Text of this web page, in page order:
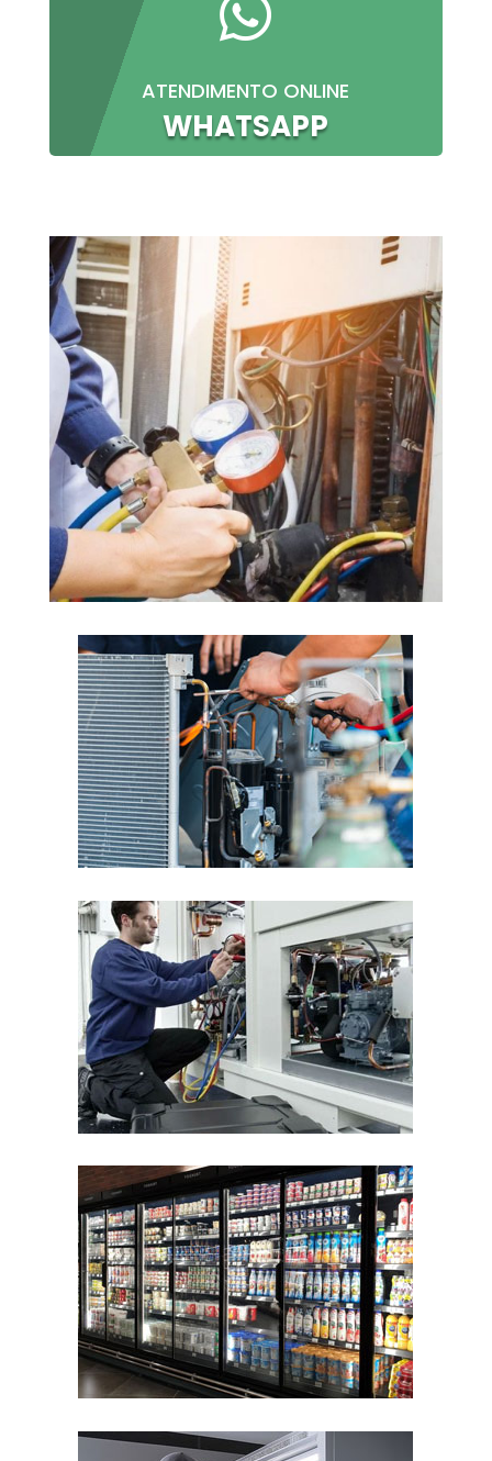

ATENDIMENTO ONLINE
WHATSAPP